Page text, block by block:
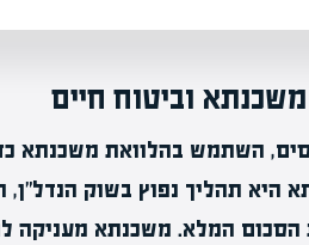
וביטוח חיים
השתמש בהלוואת משכנתא
היא תהליך נפוץ בשוק
הסכום המלא. משכנתא מעניקה